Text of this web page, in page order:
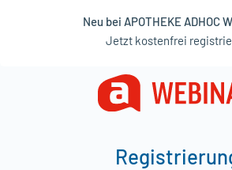
Neu bei APOTHEKE ADHOC
Jetzt kostenfrei